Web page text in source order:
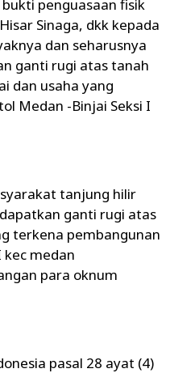
penguasaan fisik
Sinaga, dkk kepada
dan seharusnya
ganti rugi atas tanah
dan usaha yang
Medan -Binjai Seksi I
tanjung hilir
ganti rugi atas
terkena pembangunan
kec medan
para oknum
pasal 28 ayat (4)